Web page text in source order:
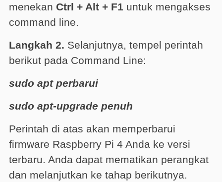
menekan Ctrl + Alt + F1 untuk mengakses
command line.
Langkah 2. Selanjutnya, tempel perintah
berikut pada Command Line:
sudo apt perbarui
sudo apt-upgrade penuh
Perintah di atas akan memperbarui
firmware Raspberry Pi 4 Anda ke versi
terbaru. Anda dapat mematikan perangkat
dan melanjutkan ke tahap berikutnya.